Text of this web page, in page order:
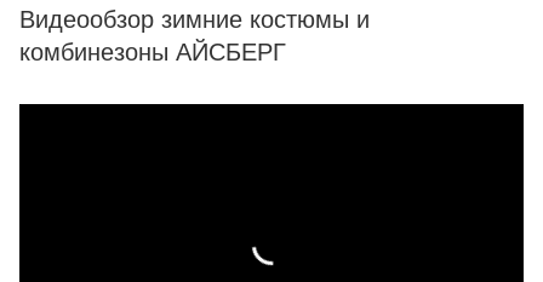
Видеообзор зимние костюмы и
комбинезоны АЙСБЕРГ